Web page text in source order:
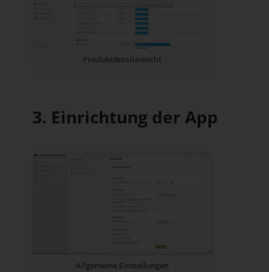
Produktdetailansicht
3. Einrichtung der App
Allgemeine Einstellungen